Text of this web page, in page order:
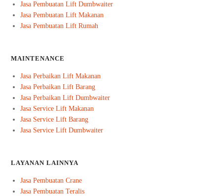
Jasa Pembuatan Lift Dumbwaiter
Jasa Pembuatan Lift Makanan
Jasa Pembuatan Lift Rumah
MAINTENANCE
Jasa Perbaikan Lift Makanan
Jasa Perbaikan Lift Barang
Jasa Perbaikan Lift Dumbwaiter
Jasa Service Lift Makanan
Jasa Service Lift Barang
Jasa Service Lift Dumbwaiter
LAYANAN LAINNYA
Jasa Pembuatan Crane
Jasa Pembuatan Teralis